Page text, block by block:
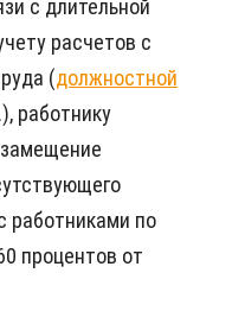
с длительной
расчетов с
(должностной
работнику
работниками по
процентов от